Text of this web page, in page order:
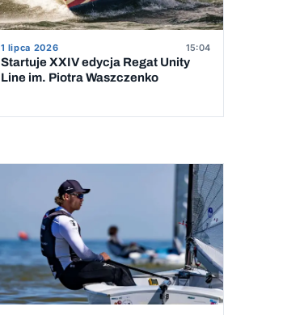
1 lipca 2026 15:04
Startuje XXIV edycja Regat Unity
Line im. Piotra Waszczenko